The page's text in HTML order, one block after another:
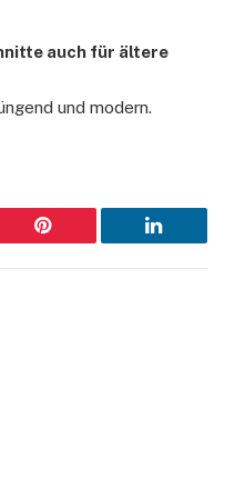
auch für ältere
und modern.
Pinterest LinkedIn